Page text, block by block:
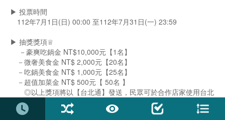
▶ 投票時間
112年7月1日(日) 00:00 至112年7月31日(一) 23:59
▶ 抽獎獎項♕
－豪爽吃鍋金 NT$10,000元【1名】
－微奢美食金 NT$ 2,000元【20名】
－吃鍋美食金 NT$ 1,000元【25名】
－超值加菜金 NT$ 500元【 50名 】
◎以上獎項將以【台北通】發送，民眾可於合作店家使用台北
通折抵消費。
＊ 凡參與投票活動者，即可獲得抽獎資格，獎項預計將於112年9